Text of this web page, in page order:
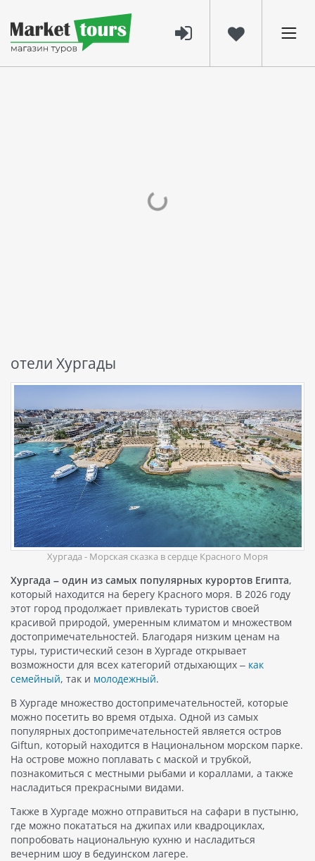
отели Хургады
Хургада - Морская сказка в сердце Красного Моря
Хургада – один из самых популярных курортов Египта,
который находится на берегу Красного моря. В 2026 году
этот город продолжает привлекать туристов своей
красивой природой, умеренным климатом и множеством
достопримечательностей. Благодаря низким ценам на
туры, туристический сезон в Хургаде открывает
возможности для всех категорий отдыхающих – как
семейный, так и молодежный.
В Хургаде множество достопримечательностей, которые
можно посетить во время отдыха. Одной из самых
популярных достопримечательностей является остров
Giftun, который находится в Национальном морском парке.
На острове можно поплавать с маской и трубкой,
познакомиться с местными рыбами и кораллами, а также
насладиться прекрасными видами.
Также в Хургаде можно отправиться на сафари в пустыню,
где можно покататься на джипах или квадроциклах,
попробовать национальную кухню и насладиться
вечерним шоу в бедуинском лагере.